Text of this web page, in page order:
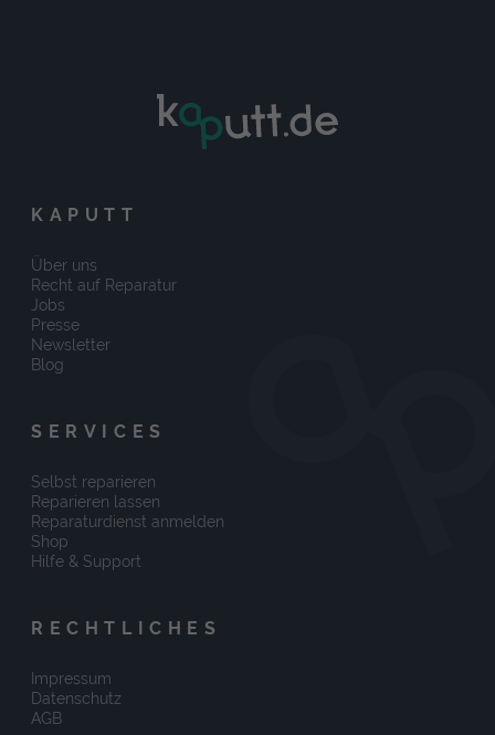
KAPUTT
Über uns
Recht auf Reparatur
Jobs
Presse
Newsletter
Blog
SERVICES
Selbst reparieren
Reparieren lassen
Reparaturdienst anmelden
Shop
Hilfe & Support
RECHTLICHES
Impressum
Datenschutz
AGB